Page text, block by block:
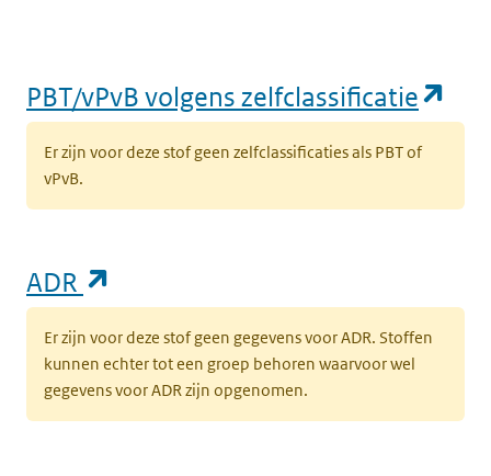
PBT/vPvB volgens zelfclassificatie
Er zijn voor deze stof geen zelfclassificaties als PBT of
vPvB.
ADR
Er zijn voor deze stof geen gegevens voor ADR. Stoffen
kunnen echter tot een groep behoren waarvoor wel
gegevens voor ADR zijn opgenomen.